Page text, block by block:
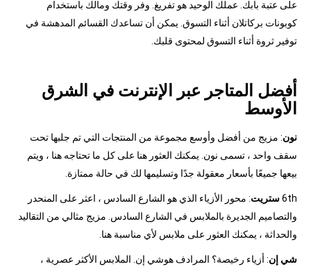
على عتبة بابك. عملك الوحيد هو تفريغ. وفر وقتك ومالك باستخدام
كوبونات بركاتلان أثناء التسوق. يمكن أن تساعدك القسائم المدهشة في
توفير ثروة أثناء التسوق لمحتوى قلبك.
أفضل المتاجر عبر الإنترنت في الشرق
الأوسط
نون: مزيج من أفضل وأوسع مجموعة من المنتجات التي تم جلبها تحت
سقف واحد ، تسمى نون. يمكنك العثور هنا على كل ما تحتاجه هنا ، ويتم
بيعها جميعًا بأسعار معقولة جدًا وتسليمها لك في حالة ممتازة.
6thستريت: محور الأزياء الذي هو الشارع السادس ، اعثر على المنحدر
والتصاميم الجديرة بالملابس في الشارع السادس. مزيج مثالي من التقاليد
والحداثة ، يمكنك العثور على ملابس لأي مناسبة هنا.
شي إن: أزياء رخيصة؟ المرادف هوشي إن. الملابس الأكثر عصرية ،